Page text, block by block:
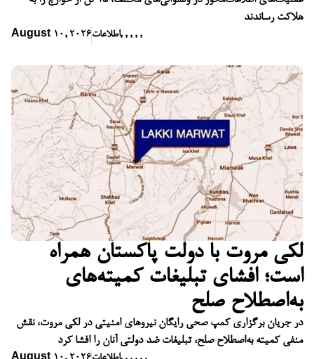
هلاکت رساندند
August 10, 2026اطلاعات, , , , ,
لکی مروت با دولت پاکستان همراه
است؛ افشای تبلیغات کمیته‌های
به‌اصطلاح صلح
در جریان برگزاری کمپ صحی رایگان نیروهای امنیتی در لکی مروت، نقش
منفی کمیته به‌اصطلاح صلح، تبلیغات ضد دولتی آنان را افشا کرد